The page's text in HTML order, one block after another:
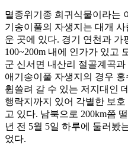
멸종위기종 희귀식물이라는
기송이풀의 자생지는 대개
운 곳에 있다. 경기 연천과 가
100~200m 내에 인가가 있고
군 신서면 내산리 절골계곡
애기송이풀 자생지의 경우
휩쓸려 갈 수 있는 저지대인
행락지까지 있어 각별한 보
고 있다. 남북으로 200km쯤
년 전 5월 5일 하루에 둘러봤
었다.